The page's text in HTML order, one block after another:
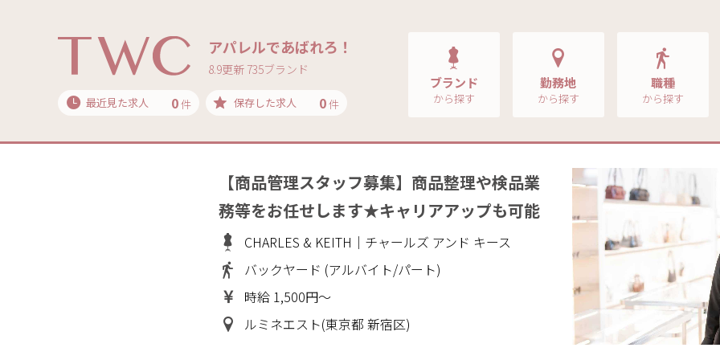
アパレルであばれろ！
8.9更新 735ブランド
最近見た求人 0件 保存した求人 0件
ブランド
から探す
勤務地
から探す
職種
から探す
【商品管理スタッフ募集】商品整理や検品業
務等をお任せします★キャリアアップも可能
CHARLES & KEITH｜チャールズ アンド キース
バックヤード (アルバイト/パート)
時給 1,500円～
ルミネエスト(東京都 新宿区)